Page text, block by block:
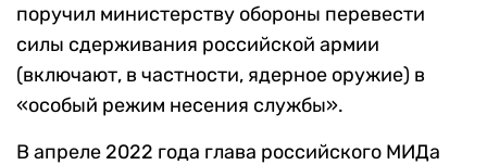
поручил министерству обороны перевести
силы сдерживания российской армии
(включают, в частности, ядерное оружие) в
«особый режим несения службы».
В апреле 2022 года глава российского МИДа